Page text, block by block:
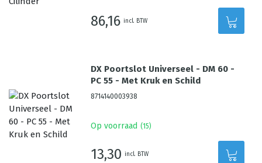
86,16 incl. BTW
DX Poortslot Universeel - DM 60 -
PC 55 - Met Kruk en Schild
8714140003938
Op voorraad (15)
13,30 incl. BTW